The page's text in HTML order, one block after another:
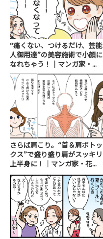
“痛くない、つけるだけ、芸能
人御用達”の美容施術で小顔に
なれちゃう！｜マンガ家・...
さらば肩こり。“首＆肩ボトッ
クス”で盛り盛り肩がスッキリ
上半身に！｜マンガ家・花...